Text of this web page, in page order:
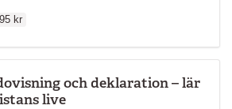
kr
och deklaration – lär
live